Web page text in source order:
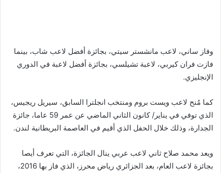
وفاز ساني، لاعب مانشستر سيتي، بجائزة أفضل لاعب شاب، بينما
فازت فران كيربي، لاعبة تشيلسي، بجائزة أفضل لاعبة في الدوري
الإنجليزي.
كما مُنح لاعب ويست بروم ومنتخب انجلترا السابق، سيريل ريجيس،
الذي توفي في يناير/ كانون الثاني الماضي عن عمر 59 عاما، جائزة
الجدارة، وذلك خلال الحفل الذي أقيم في العاصمة البريطانية لندن.
ويعد محمد صلاح ثاني لاعب عربي ينال الجائزة، التي تعرف أيصا
بجائزة لاعب العام، بعد الجزائري رياض محرز، الذي فاز بها 2016،